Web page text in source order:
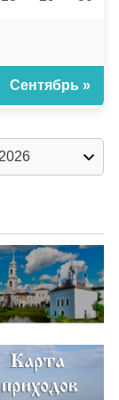
Сентябрь »